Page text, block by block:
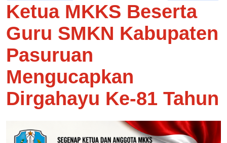
Ketua MKKS Beserta
Guru SMKN Kabupaten
Pasuruan
Mengucapkan
Dirgahayu Ke-81 Tahun